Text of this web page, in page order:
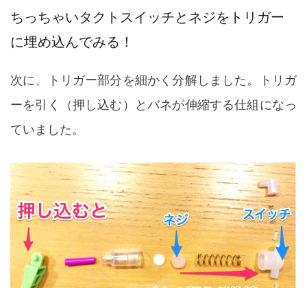
ちっちゃいタクトスイッチとネジをトリガー
に埋め込んでみる！
次に、トリガー部分を細かく分解しました。トリガ
ーを引く（押し込む）とバネが伸縮する仕組になっ
ていました。